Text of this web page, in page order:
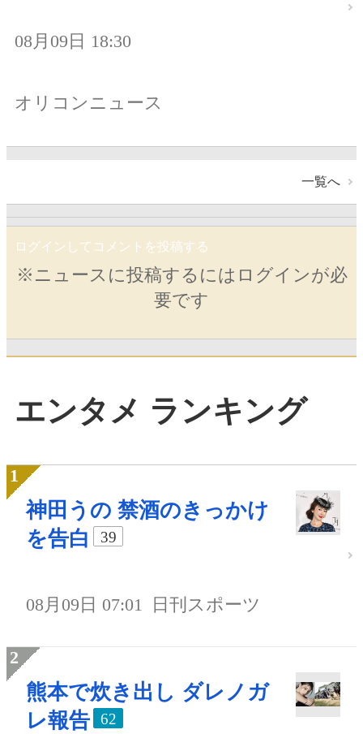
08月09日 18:30
オリコンニュース
一覧へ
ログインしてコメントを投稿する
※ニュースに投稿するにはログインが必
要です
エンタメ ランキング
神田うの 禁酒のきっかけ
を告白
39
08月09日 07:01 日刊スポーツ
熊本で炊き出し ダレノガ
レ報告
62